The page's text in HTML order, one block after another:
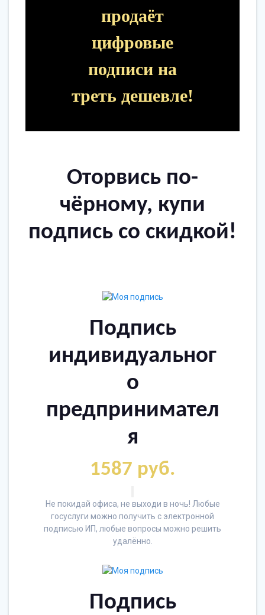
продаёт
цифровые
подписи на
треть дешевле!
Оторвись по-
чёрному, купи
подпись со скидкой!
Подпись
индивидуальног
о
предпринимател
я
1587 руб.
Не покидай офиса, не выходи в ночь! Любые
госуслуги можно получить с электронной
подписью ИП, любые вопросы можно решить
удалённо.
Подпись